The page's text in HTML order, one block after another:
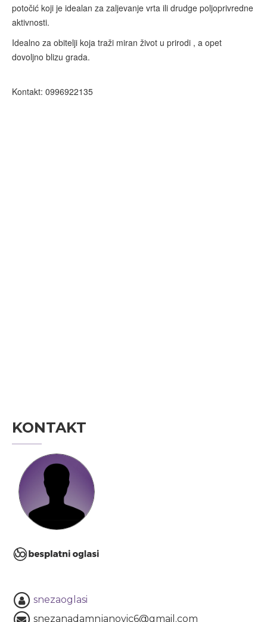
potočić koji je idealan za zaljevanje vrta ili drudge poljoprivredne
aktivnosti.
Idealno za obitelji koja traži miran život u prirodi , a opet
dovoljno blizu grada.
Kontakt: 0996922135
KONTAKT
snezaoglasi
snezanadamnjanovic6@gmail.com